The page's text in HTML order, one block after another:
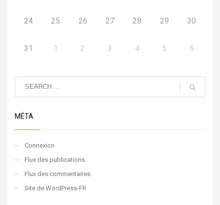
24 25 26 27 28 29 30
31 1 2 3 4 5 6
MÉTA
Connexion
Flux des publications
Flux des commentaires
Site de WordPress-FR